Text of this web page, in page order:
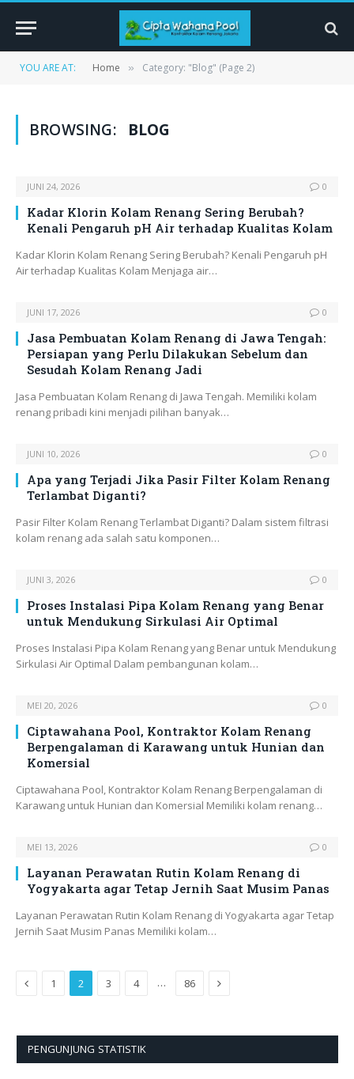
YOU ARE AT: Home » Category: "Blog" (Page 2)
BROWSING: BLOG
JUNI 24, 2026 0
Kadar Klorin Kolam Renang Sering Berubah?
Kenali Pengaruh pH Air terhadap Kualitas Kolam
Kadar Klorin Kolam Renang Sering Berubah? Kenali Pengaruh pH
Air terhadap Kualitas Kolam Menjaga air…
JUNI 17, 2026 0
Jasa Pembuatan Kolam Renang di Jawa Tengah:
Persiapan yang Perlu Dilakukan Sebelum dan
Sesudah Kolam Renang Jadi
Jasa Pembuatan Kolam Renang di Jawa Tengah. Memiliki kolam
renang pribadi kini menjadi pilihan banyak…
JUNI 10, 2026 0
Apa yang Terjadi Jika Pasir Filter Kolam Renang
Terlambat Diganti?
Pasir Filter Kolam Renang Terlambat Diganti? Dalam sistem filtrasi
kolam renang ada salah satu komponen…
JUNI 3, 2026 0
Proses Instalasi Pipa Kolam Renang yang Benar
untuk Mendukung Sirkulasi Air Optimal
Proses Instalasi Pipa Kolam Renang yang Benar untuk Mendukung
Sirkulasi Air Optimal Dalam pembangunan kolam…
MEI 20, 2026 0
Ciptawahana Pool, Kontraktor Kolam Renang
Berpengalaman di Karawang untuk Hunian dan
Komersial
Ciptawahana Pool, Kontraktor Kolam Renang Berpengalaman di
Karawang untuk Hunian dan Komersial Memiliki kolam renang…
MEI 13, 2026 0
Layanan Perawatan Rutin Kolam Renang di
Yogyakarta agar Tetap Jernih Saat Musim Panas
Layanan Perawatan Rutin Kolam Renang di Yogyakarta agar Tetap
Jernih Saat Musim Panas Memiliki kolam…
Previous
1 2 3 4 … 86 Next
PENGUNJUNG STATISTIK